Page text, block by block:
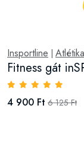
Insportline
Fitness gát
4 900 Ft 6 125 Ft